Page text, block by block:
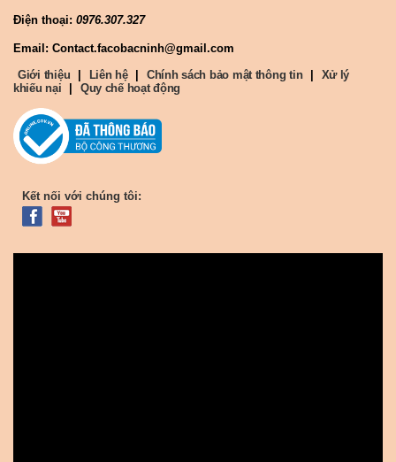
Điện thoại: 0976.307.327
Email: Contact.facobacninh@gmail.com
Giới thiệu
Liên hệ Chính sách bảo mật thông tin
Xử lý
khiếu nại
Quy chế hoạt động
Kết nối với chúng tôi: